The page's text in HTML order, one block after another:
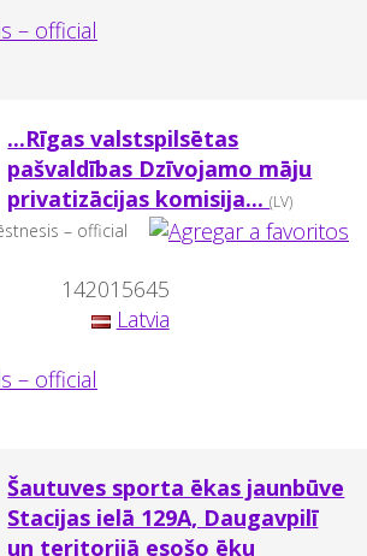
– official
...Rīgas valstspilsētas
pašvaldības Dzīvojamo māju
privatizācijas komisija...(LV)
– official
142015645
Latvia
– official
Šautuves sporta ēkas jaunbūve
Stacijas ielā 129A, Daugavpilī
un teritorijā esošo ēku